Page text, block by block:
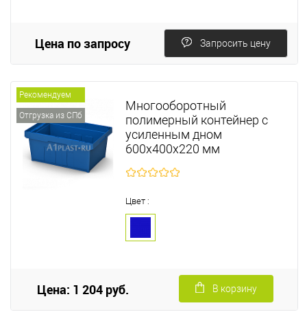
Цена по запросу Запросить цену
Рекомендуем
Отгрузка из СПб
Многооборотный
полимерный контейнер с
усиленным дном
600х400х220 мм
Цвет :
Цена: 1 204 руб. В корзину